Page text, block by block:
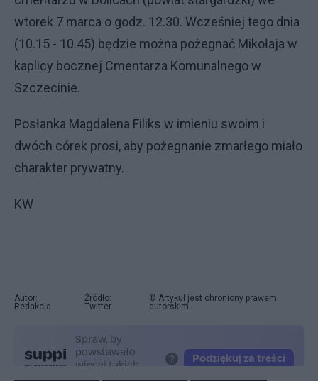
wtorek 7 marca o godz. 12.30. Wcześniej tego dnia
(10.15 - 10.45) będzie można pożegnać Mikołaja w
kaplicy bocznej Cmentarza Komunalnego w
Szczecinie.
Posłanka Magdalena Filiks w imieniu swoim i
dwóch córek prosi, aby pożegnanie zmarłego miało
charakter prywatny.
KW
Autor:
Redakcja
Źródło:
Twitter
© Artykuł jest chroniony prawem
autorskim.